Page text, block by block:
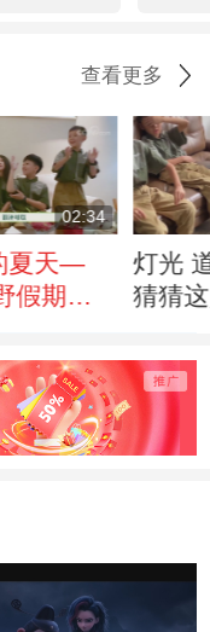
查看更多
02:34
夏天—
假期》
灯光
猜猜